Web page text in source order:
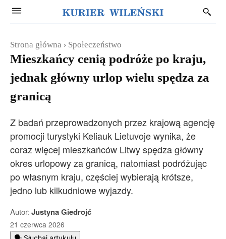
Strona główna Społeczeństwo
Mieszkańcy cenią podróże po kraju,
jednak główny urlop wielu spędza za
granicą
Z badań przeprowadzonych przez krajową agencję
promocji turystyki Keliauk Lietuvoje wynika, że
coraz więcej mieszkańców Litwy spędza główny
okres urlopowy za granicą, natomiast podróżując
po własnym kraju, częściej wybierają krótsze,
jedno lub kilkudniowe wyjazdy.
Autor:Justyna Giedrojć
21 czerwca 2026